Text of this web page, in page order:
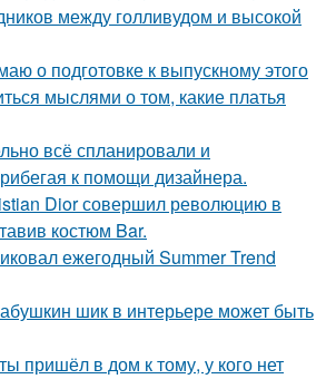
между голливудом и высокой
о подготовке к выпускному этого
мыслями о том, какие платья
всё спланировали и
к помощи дизайнера.
Dior совершил революцию в
костюм Bar.
ежегодный Summer Trend
шик в интерьере может быть
пришёл в дом к тому, у кого нет